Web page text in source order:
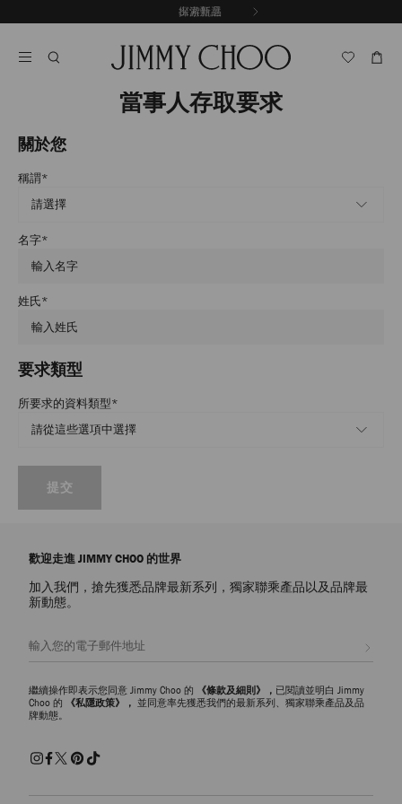
至
探索新品
出游甄選
當事人存取要求
關於您
稱謂*
名字*
姓氏*
要求類型
所要求的資料類型*
提交
歡迎走進 JIMMY CHOO 的世界
加入我們，搶先獲悉品牌最新系列，獨家聯乘產品以及品牌最
新動態。
繼續操作即表示您同意 Jimmy Choo 的 《條款及細則》， 已閱讀並明白 Jimmy
Choo 的
《私隱政策》， 並同意率先獲悉我們的最新系列、獨家聯乘產品及品
牌動態。